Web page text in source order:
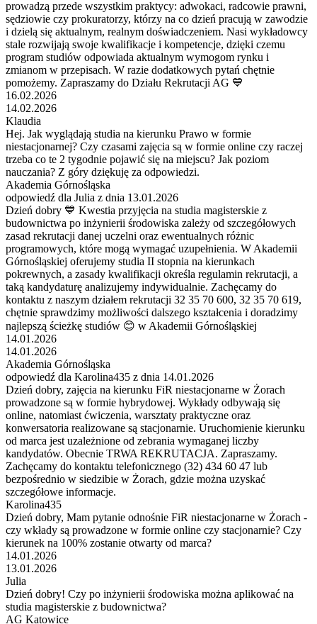
prowadzą przede wszystkim praktycy: adwokaci, radcowie prawni,
sędziowie czy prokuratorzy, którzy na co dzień pracują w zawodzie
i dzielą się aktualnym, realnym doświadczeniem. Nasi wykładowcy
stale rozwijają swoje kwalifikacje i kompetencje, dzięki czemu
program studiów odpowiada aktualnym wymogom rynku i
zmianom w przepisach. W razie dodatkowych pytań chętnie
pomożemy. Zapraszamy do Działu Rekrutacji AG 💙
16.02.2026
14.02.2026
Klaudia
Hej. Jak wyglądają studia na kierunku Prawo w formie
niestacjonarnej? Czy czasami zajęcia są w formie online czy raczej
trzeba co te 2 tygodnie pojawić się na miejscu? Jak poziom
nauczania? Z góry dziękuję za odpowiedzi.
Akademia Górnośląska
odpowiedź dla Julia z dnia 13.01.2026
Dzień dobry 💙 Kwestia przyjęcia na studia magisterskie z
budownictwa po inżynierii środowiska zależy od szczegółowych
zasad rekrutacji danej uczelni oraz ewentualnych różnic
programowych, które mogą wymagać uzupełnienia. W Akademii
Górnośląskiej oferujemy studia II stopnia na kierunkach
pokrewnych, a zasady kwalifikacji określa regulamin rekrutacji, a
taką kandydaturę analizujemy indywidualnie. Zachęcamy do
kontaktu z naszym działem rekrutacji 32 35 70 600, 32 35 70 619,
chętnie sprawdzimy możliwości dalszego kształcenia i doradzimy
najlepszą ścieżkę studiów 😊 w Akademii Górnośląskiej
14.01.2026
14.01.2026
Akademia Górnośląska
odpowiedź dla Karolina435 z dnia 14.01.2026
Dzień dobry, zajęcia na kierunku FiR niestacjonarne w Żorach
prowadzone są w formie hybrydowej. Wykłady odbywają się
online, natomiast ćwiczenia, warsztaty praktyczne oraz
konwersatoria realizowane są stacjonarnie. Uruchomienie kierunku
od marca jest uzależnione od zebrania wymaganej liczby
kandydatów. Obecnie TRWA REKRUTACJA. Zapraszamy.
Zachęcamy do kontaktu telefonicznego (32) 434 60 47 lub
bezpośrednio w siedzibie w Żorach, gdzie można uzyskać
szczegółowe informacje.
Karolina435
Dzień dobry, Mam pytanie odnośnie FiR niestacjonarne w Żorach -
czy wkłady są prowadzone w formie online czy stacjonarnie? Czy
kierunek na 100% zostanie otwarty od marca?
14.01.2026
13.01.2026
Julia
Dzień dobry! Czy po inżynierii środowiska można aplikować na
studia magisterskie z budownictwa?
AG Katowice